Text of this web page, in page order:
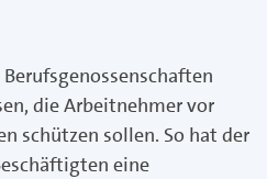
die Arbeitnehmer vor
schützen sollen. So hat der
eine